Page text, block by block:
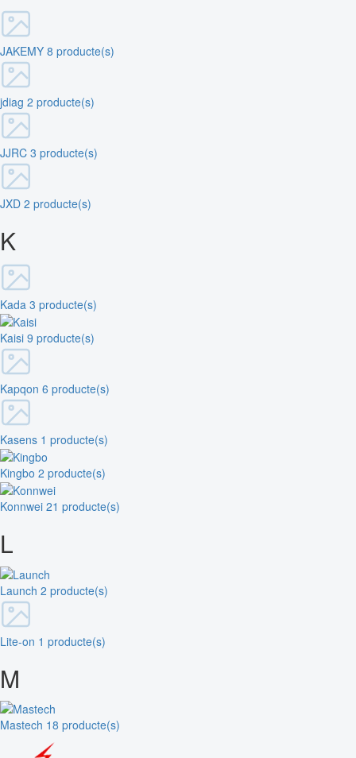
JAKEMY 8 producte(s)
jdiag 2 producte(s)
JJRC 3 producte(s)
JXD 2 producte(s)
K
Kada 3 producte(s)
Kaisi 9 producte(s)
Kapqon 6 producte(s)
Kasens 1 producte(s)
Kingbo 2 producte(s)
Konnwei 21 producte(s)
L
Launch 2 producte(s)
Lite-on 1 producte(s)
M
Mastech 18 producte(s)